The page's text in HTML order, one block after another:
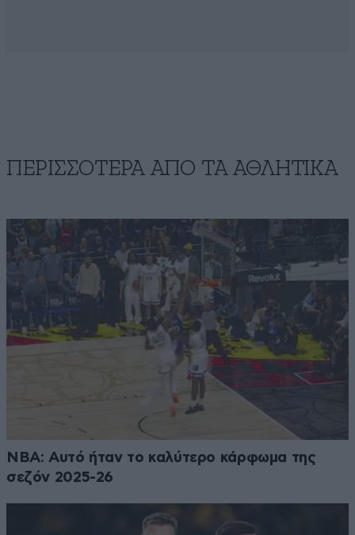
ΠΕΡΙΣΣΟΤΕΡΑ ΑΠΟ ΤA ΑΘΛΗΤΙΚΑ
NBA: Αυτό ήταν το καλύτερο κάρφωμα της
σεζόν 2025-26